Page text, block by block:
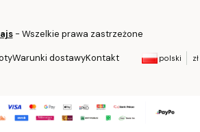
- Wszelkie prawa zastrzeżone
Warunki dostawyKontakt polski zł